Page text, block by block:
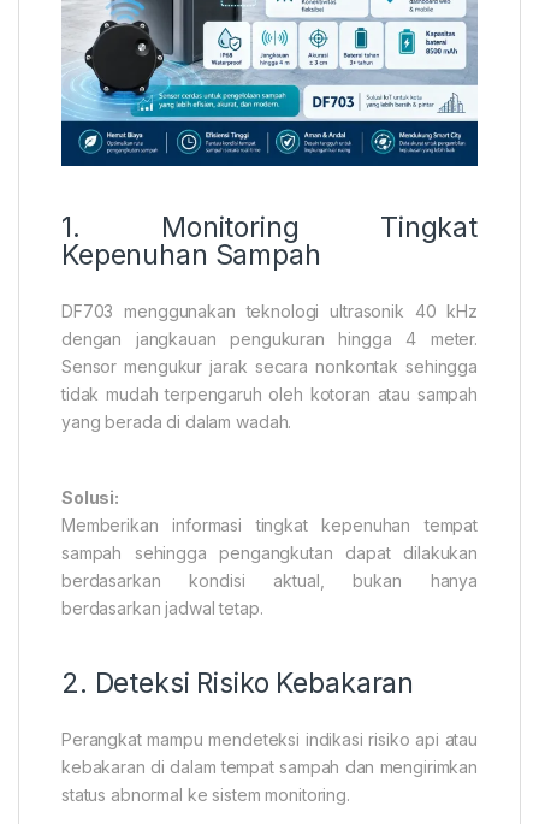
1. Monitoring Tingkat
Kepenuhan Sampah
DF703 menggunakan teknologi ultrasonik 40 kHz
dengan jangkauan pengukuran hingga 4 meter.
Sensor mengukur jarak secara nonkontak sehingga
tidak mudah terpengaruh oleh kotoran atau sampah
yang berada di dalam wadah.
Solusi:
Memberikan informasi tingkat kepenuhan tempat
sampah sehingga pengangkutan dapat dilakukan
berdasarkan kondisi aktual, bukan hanya
berdasarkan jadwal tetap.
2. Deteksi Risiko Kebakaran
Perangkat mampu mendeteksi indikasi risiko api atau
kebakaran di dalam tempat sampah dan mengirimkan
status abnormal ke sistem monitoring.